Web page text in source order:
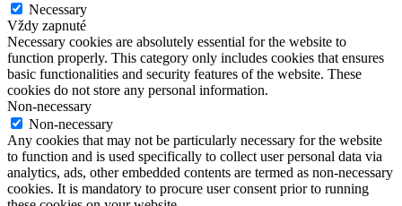
Necessary
Vždy zapnuté
Necessary cookies are absolutely essential for the website to
function properly. This category only includes cookies that ensures
basic functionalities and security features of the website. These
cookies do not store any personal information.
Non-necessary
Non-necessary
Any cookies that may not be particularly necessary for the website
to function and is used specifically to collect user personal data via
analytics, ads, other embedded contents are termed as non-necessary
cookies. It is mandatory to procure user consent prior to running